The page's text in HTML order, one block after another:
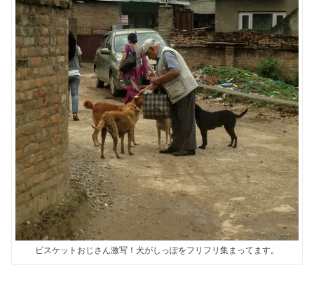
ビスケットおじさん激写！犬がしっぽをフリフリ集まってます。